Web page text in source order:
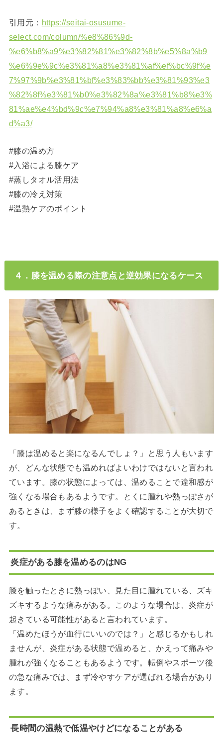
引用元： https://seitai-osusume-
select.com/column/%e8%86%9d-
%e6%b8%a9%e3%82%81%e3%82%8b%e5%8a%b9
%e6%9e%9c%e3%81%a8%e3%81%af%ef%bc%9f%e
7%97%9b%e3%81%bf%e3%83%bb%e3%81%93%e3
%82%8f%e3%81%b0%e3%82%8a%e3%81%b8%e3%
81%ae%e4%bd%9c%e7%94%a8%e3%81%a8%e6%a
d%a3/
#膝の温め方
#入浴による膝ケア
#蒸しタオル活用法
#膝の冷え対策
#温熱ケアのポイント
４．膝を温める際の注意点と逆効果になるケース
「膝は温めると楽になるんでしょ？」と思う人もいます
が、どんな状態でも温めればよいわけではないと言われ
ています。膝の状態によっては、温めることで違和感が
強くなる場合もあるようです。とくに腫れや熱っぽさが
あるときは、まず膝の様子をよく確認することが大切で
す。
炎症がある膝を温めるのはNG
膝を触ったときに熱っぽい、見た目に腫れている、ズキ
ズキするような痛みがある。このような場合は、炎症が
起きている可能性があると言われています。
「温めたほうが血行にいいのでは？」と感じるかもしれ
ませんが、炎症がある状態で温めると、かえって痛みや
腫れが強くなることもあるようです。転倒やスポーツ後
の急な痛みでは、まず冷やすケアが選ばれる場合があり
ます。
長時間の温熱で低温やけどになることがある